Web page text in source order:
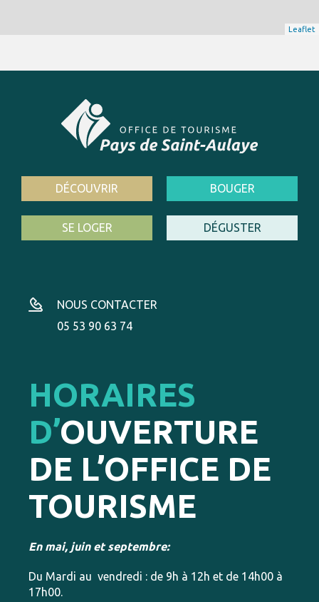
Leaflet
DÉCOUVRIR BOUGER
SE LOGER DÉGUSTER
NOUS CONTACTER
05 53 90 63 74
HORAIRES
D’OUVERTURE
DE L’OFFICE DE
TOURISME
En mai, juin et septembre:
Du Mardi au vendredi : de 9h à 12h et de 14h00 à
17h00.